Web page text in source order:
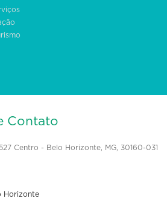
Contato
Centro - Belo Horizonte, MG, 30160-031
Horizonte